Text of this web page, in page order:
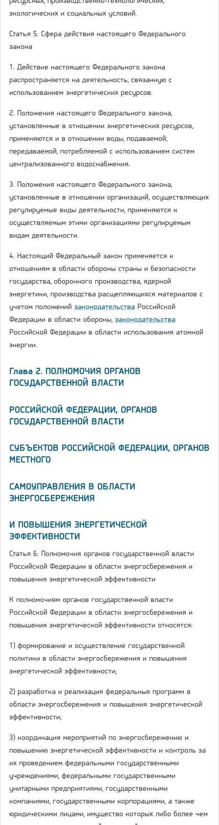
экологических и социальных условий.
Статья 5. Сфера действия настоящего Федерального
закона
1. Действие настоящего Федерального закона
распространяется на деятельность, связанную с
использованием энергетических ресурсов.
2. Положения настоящего Федерального закона,
установленные в отношении энергетических ресурсов,
применяются и в отношении воды, подаваемой,
передаваемой, потребляемой с использованием систем
централизованного водоснабжения.
3. Положения настоящего Федерального закона,
установленные в отношении организаций, осуществляющих
регулируемые виды деятельности, применяются к
осуществляемым этими организациями регулируемым
видам деятельности.
4. Настоящий Федеральный закон применяется к
отношениям в области обороны страны и безопасности
государства, оборонного производства, ядерной
энергетики, производства расщепляющихся материалов с
учетом положений законодательства Российской
Федерации в области обороны, законодательства
Российской Федерации в области использования атомной
энергии.
Глава 2. ПОЛНОМОЧИЯ ОРГАНОВ
ГОСУДАРСТВЕННОЙ ВЛАСТИ
РОССИЙСКОЙ ФЕДЕРАЦИИ, ОРГАНОВ
ГОСУДАРСТВЕННОЙ ВЛАСТИ
СУБЪЕКТОВ РОССИЙСКОЙ ФЕДЕРАЦИИ, ОРГАНОВ
МЕСТНОГО
САМОУПРАВЛЕНИЯ В ОБЛАСТИ
ЭНЕРГОСБЕРЕЖЕНИЯ
И ПОВЫШЕНИЯ ЭНЕРГЕТИЧЕСКОЙ
ЭФФЕКТИВНОСТИ
Статья 6. Полномочия органов государственной власти
Российской Федерации в области энергосбережения и
повышения энергетической эффективности
К полномочиям органов государственной власти
Российской Федерации в области энергосбережения и
повышения энергетической эффективности относятся:
1) формирование и осуществление государственной
политики в области энергосбережения и повышения
энергетической эффективности;
2) разработка и реализация федеральных программ в
области энергосбережения и повышения энергетической
эффективности;
3) координация мероприятий по энергосбережению и
повышению энергетической эффективности и контроль за
их проведением федеральными государственными
учреждениями, федеральными государственными
унитарными предприятиями, государственными
компаниями, государственными корпорациями, а также
юридическими лицами, имущество которых либо более чем